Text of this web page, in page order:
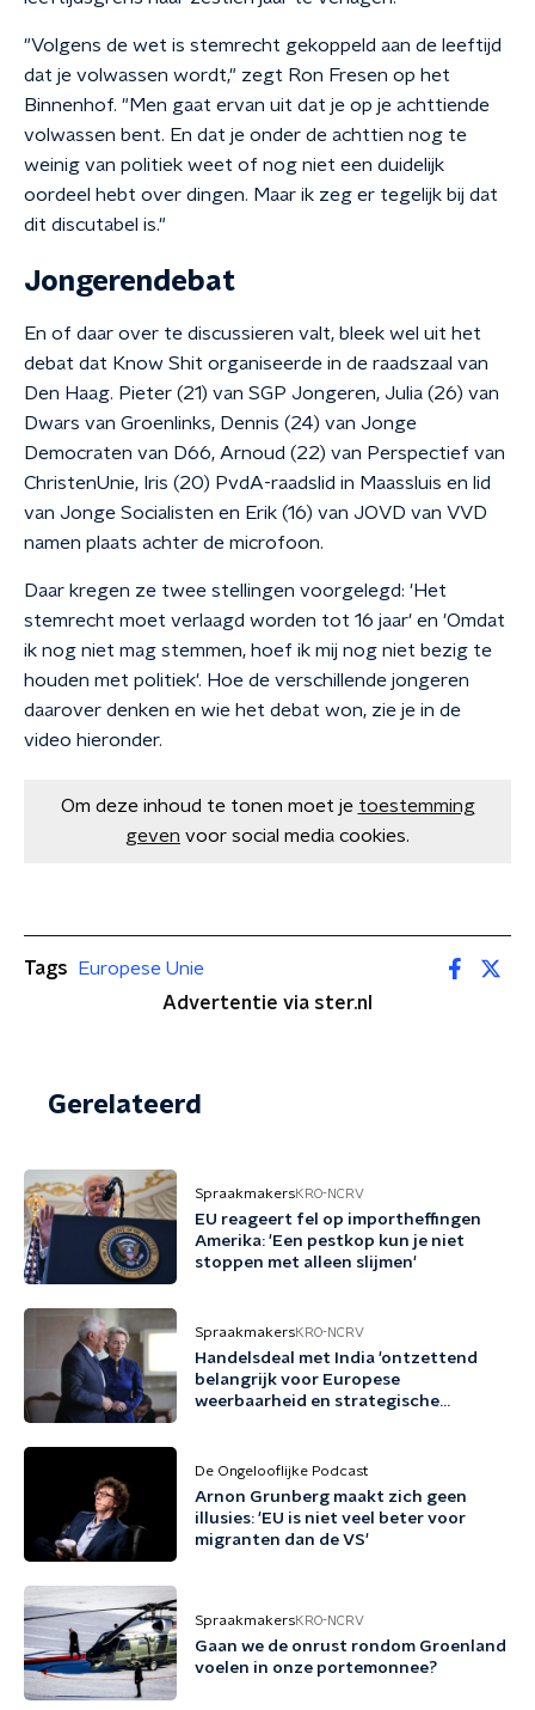
"Volgens de wet is stemrecht gekoppeld aan de leeftijd
dat je volwassen wordt," zegt Ron Fresen op het
Binnenhof. "Men gaat ervan uit dat je op je achttiende
volwassen bent. En dat je onder de achttien nog te
weinig van politiek weet of nog niet een duidelijk
oordeel hebt over dingen. Maar ik zeg er tegelijk bij dat
dit discutabel is."
Jongerendebat
En of daar over te discussieren valt, bleek wel uit het
debat dat Know Shit organiseerde in de raadszaal van
Den Haag. Pieter (21) van SGP Jongeren, Julia (26) van
Dwars van Groenlinks, Dennis (24) van Jonge
Democraten van D66, Arnoud (22) van Perspectief van
ChristenUnie, Iris (20) PvdA-raadslid in Maassluis en lid
van Jonge Socialisten en Erik (16) van JOVD van VVD
namen plaats achter de microfoon.
Daar kregen ze twee stellingen voorgelegd: 'Het
stemrecht moet verlaagd worden tot 16 jaar' en 'Omdat
ik nog niet mag stemmen, hoef ik mij nog niet bezig te
houden met politiek'. Hoe de verschillende jongeren
daarover denken en wie het debat won, zie je in de
video hieronder.
Om deze inhoud te tonen moet je toestemming
geven voor social media cookies.
Tags
Europese Unie
Advertentie via ster.nl
Gerelateerd
SpraakmakersKRO-NCRV
EU reageert fel op importheffingen
Amerika: 'Een pestkop kun je niet
stoppen met alleen slijmen'
SpraakmakersKRO-NCRV
Handelsdeal met India 'ontzettend
belangrijk voor Europese
weerbaarheid en strategische
De Ongelooflijke Podcast
Arnon Grunberg maakt zich geen
illusies: 'EU is niet veel beter voor
migranten dan de VS'
SpraakmakersKRO-NCRV
Gaan we de onrust rondom Groenland
voelen in onze portemonnee?